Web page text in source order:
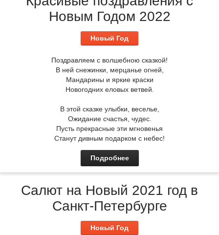
Новым Годом 2022
Новый Год
Поздравляем с волшебною сказкой!
В ней снежинки, мерцанье огней,
Мандарины и яркие краски
Новогодних еловых ветвей.
В этой сказке улыбки, веселье,
Ожидание счастья, чудес.
Пусть прекрасные эти мгновенья
Станут дивным подарком с небес!
Подробнее
Салют на Новый 2021 год в
Санкт-Петербурге
Новый Год